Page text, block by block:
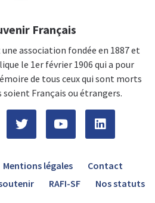
Français
association fondée en 1887 et
le 1er février 1906 qui a pour
de tous ceux qui sont morts
soient Français ou étrangers.
Mentions légales
Contact
RAFI-SF Nos statuts